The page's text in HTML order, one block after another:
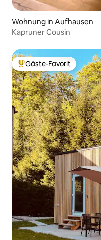
Wohnung in Aufhausen
Kapruner Cousin
Beliebter Gäste-Favorit.
Gäste-Favorit